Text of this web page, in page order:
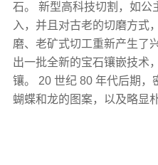
石。 新型高科技切割，如公
入，并且对古老的切磨方式
磨、老矿式切工重新产生了
出一批全新的宝石镶嵌技术
镶。 20 世纪 80 年代后期，
蝴蝶和龙的图案，以及略显